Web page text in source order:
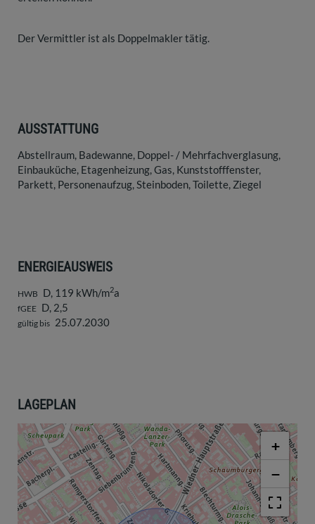
Der Vermittler ist als Doppelmakler tätig.
AUSSTATTUNG
Abstellraum Badewanne Doppel- / Mehrfachverglasung
Einbauküche Etagenheizung Gas Kunststofffenster
Parkett Personenaufzug Steinboden Toilette Ziegel
ENERGIEAUSWEIS
HWB D, 119 kWh/m2a
fGEE D, 2,5
gültig bis 25.07.2030
LAGEPLAN
+
−